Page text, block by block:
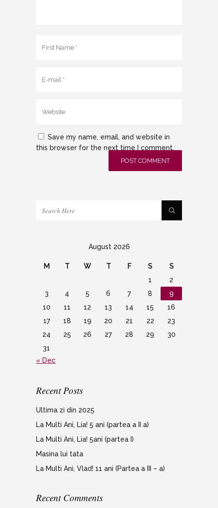
Save my name, email, and website in
this browser for the next time I comment.
August 2026
M T W T F S
S
1
2
3
4 5 6 7 8
9
10
11 12 13 14 15
16
17
18 19 20 21 22
23
24
25 26 27 28 29
30
31
« Dec
Recent Posts
Ultima zi din 2025
La Multi Ani, Lia! 5 ani (partea a II a)
La Multi Ani, Lia! 5ani (partea I)
Masina lui tata
La Multi Ani, Vlad! 11 ani (Partea a III – a)
Recent Comments